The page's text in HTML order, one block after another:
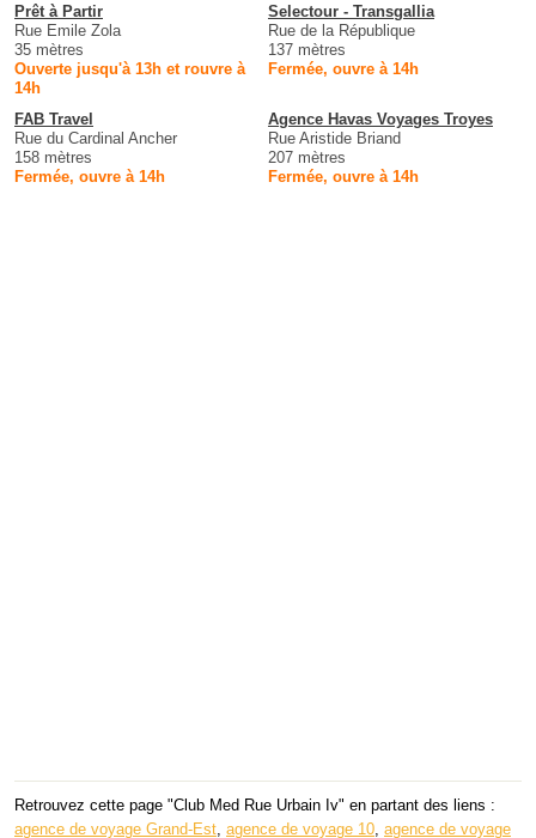
Prêt à Partir
Rue Emile Zola
35 mètres
Ouverte jusqu'à 13h et rouvre à
14h
Selectour - Transgallia
Rue de la République
137 mètres
Fermée, ouvre à 14h
FAB Travel
Rue du Cardinal Ancher
158 mètres
Fermée, ouvre à 14h
Agence Havas Voyages Troyes
Rue Aristide Briand
207 mètres
Fermée, ouvre à 14h
Retrouvez cette page "Club Med Rue Urbain Iv" en partant des liens :
agence de voyage Grand-Est agence de voyage 10 agence de voyage